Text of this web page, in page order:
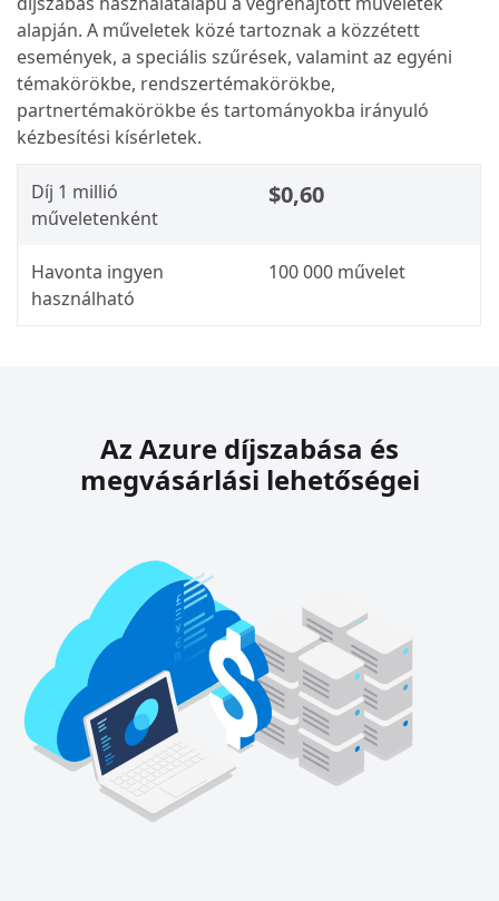
alapján. A műveletek közé tartoznak a közzétett
események, a speciális szűrések, valamint az egyéni
témakörökbe, rendszertémakörökbe,
partnertémakörökbe és tartományokba irányuló
kézbesítési kísérletek.
Díj 1 millió
műveletenként
$0,60
Havonta ingyen
használható
100 000 művelet
Az Azure díjszabása és
megvásárlási lehetőségei